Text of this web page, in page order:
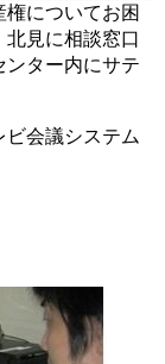
についてお困
見に相談窓口
ンター内にサテ
会議システム